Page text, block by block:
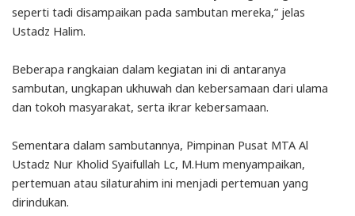
seperti tadi disampaikan pada sambutan mereka,” jelas
Ustadz Halim.
Beberapa rangkaian dalam kegiatan ini di antaranya
sambutan, ungkapan ukhuwah dan kebersamaan dari ulama
dan tokoh masyarakat, serta ikrar kebersamaan.
Sementara dalam sambutannya, Pimpinan Pusat MTA Al
Ustadz Nur Kholid Syaifullah Lc, M.Hum menyampaikan,
pertemuan atau silaturahim ini menjadi pertemuan yang
dirindukan.